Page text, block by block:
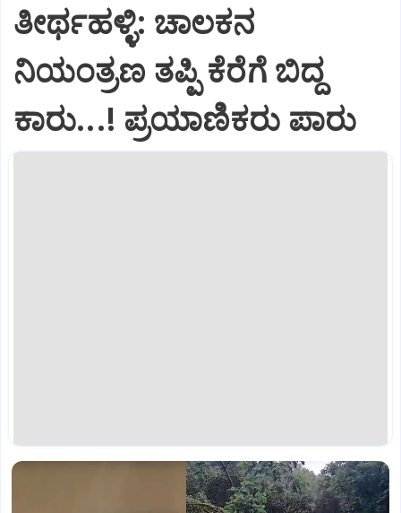
ತೀರ್ಥಹಳ್ಳಿ: ಚಾಲಕನ
ನಿಯಂತ್ರಣ ತಪ್ಪಿ ಕೆರೆಗೆ ಬಿದ್ದ
ಕಾರು...! ಪ್ರಯಾಣಿಕರು ಪಾರು